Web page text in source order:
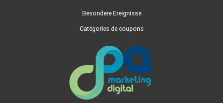
Besondere Ereignisse
Catégories de coupons